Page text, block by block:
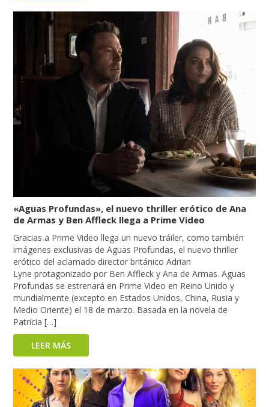
«Aguas Profundas», el nuevo thriller erótico de Ana
de Armas y Ben Affleck llega a Prime Video
Gracias a Prime Video llega un nuevo tráiler, como también
imágenes exclusivas de Aguas Profundas, el nuevo thriller
erótico del aclamado director británico Adrian
Lyne protagonizado por Ben Affleck y Ana de Armas. Aguas
Profundas se estrenará en Prime Video en Reino Unido y
mundialmente (excepto en Estados Unidos, China, Rusia y
Medio Oriente) el 18 de marzo. Basada en la novela de
Patricia […]
LEER MÁS